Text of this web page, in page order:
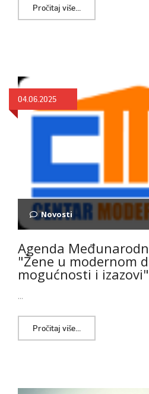
Pročitaj više...
04.06.2025
Novosti
Agenda
"Žene u modernom
mogućnosti i izazovi"
...
Pročitaj više...